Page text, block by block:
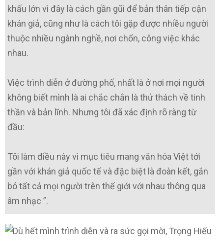
khấu lớn vì đây là cách gần gũi để bản thân tiếp cận
khán giả, cũng như là cách tôi gặp được nhiều người
thuộc nhiều ngành nghề, nơi chốn, công việc khác
nhau.
Việc trình diễn ở đường phố, nhất là ở nơi mọi người
không biết mình là ai chắc chắn là thử thách về tinh
thần và bản lĩnh. Nhưng tôi đã xác định rõ ràng từ
đầu:
Tôi làm điều này vì mục tiêu mang văn hóa Việt tới
gần với khán giả quốc tế và đặc biệt là đoàn kết, gắn
bó tất cả mọi người trên thế giới với nhau thông qua
âm nhạc ”.